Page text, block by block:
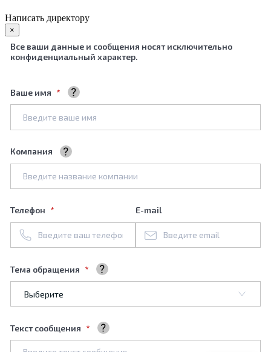
Написать директору
×
Все ваши данные и сообщения носят исключительно
конфиденциальный характер.
Ваше имя
Ваше полное имя
Компания
Телефон E-mail
Тема обращения
Текст сообщения